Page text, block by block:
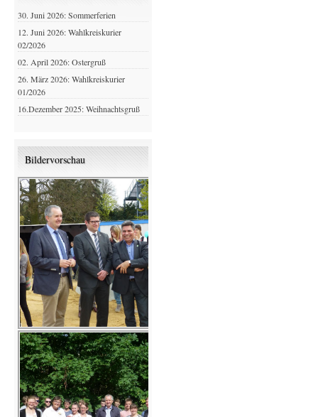
30. Juni 2026: Sommerferien
12. Juni 2026: Wahlkreiskurier
02/2026
02. April 2026: Ostergruß
26. März 2026: Wahlkreiskurier
01/2026
16.Dezember 2025: Weihnachtsgruß
Bildervorschau